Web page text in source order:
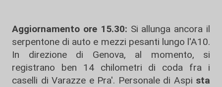
Aggiornamento ore 15.30: Si allunga ancora il
serpentone di auto e mezzi pesanti lungo l'A10.
In direzione di Genova, al momento, si
registrano ben 14 chilometri di coda fra i
caselli di Varazze e Pra'. Personale di Aspi sta